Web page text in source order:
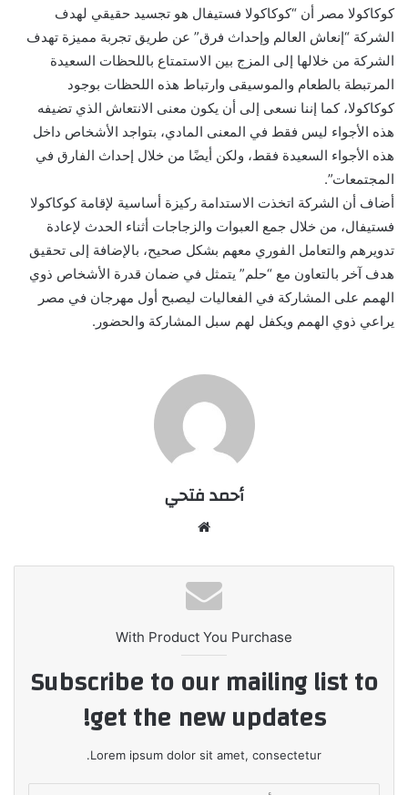
كوكاكولا مصر أن “كوكاكولا فستيفال هو تجسيد حقيقي لهدف
الشركة “إنعاش العالم وإحداث فرق” عن طريق تجربة مميزة تهدف
الشركة من خلالها إلى المزج بين الاستمتاع باللحظات السعيدة
المرتبطة بالطعام والموسيقى وارتباط هذه اللحظات بوجود
كوكاكولا، كما إننا نسعى إلى أن يكون معنى الانتعاش الذي تضيفه
هذه الأجواء ليس فقط في المعنى المادي، بتواجد الأشخاص داخل
هذه الأجواء السعيدة فقط، ولكن أيضًا من خلال إحداث الفارق في
المجتمعات”.
أضاف أن الشركة اتخذت الاستدامة ركيزة أساسية لإقامة كوكاكولا
فستيفال، من خلال جمع العبوات والزجاجات أثناء الحدث لإعادة
تدويرهم والتعامل الفوري معهم بشكل صحيح، بالإضافة إلى تحقيق
هدف آخر بالتعاون مع “حلم” يتمثل في ضمان قدرة الأشخاص ذوي
الهمم على المشاركة في الفعاليات ليصبح أول مهرجان في مصر
يراعي ذوي الهمم ويكفل لهم سبل المشاركة والحضور.
أحمد فتحي
With Product You Purchase
Subscribe to our mailing list to
get the new updates!
Lorem ipsum dolor sit amet, consectetur.